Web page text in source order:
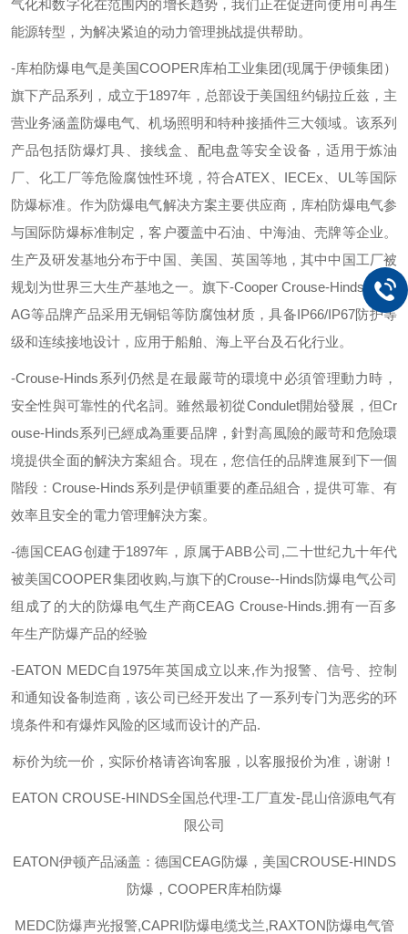
气化和数字化在范围内的增长趋势，我们正在促进向使用可再生
能源转型，为解决紧迫的动力管理挑战提供帮助。
-库柏防爆电气是美国COOPER库柏工业集团(现属于伊顿集团）
旗下产品系列，成立于1897年，总部设于美国纽约锡拉丘兹，主
营业务涵盖防爆电气、机场照明和特种接插件三大领域。该系列
产品包括防爆灯具、接线盒、配电盘等安全设备，适用于炼油
厂、化工厂等危险腐蚀性环境，符合ATEX IECEx UL 等国际
防爆标准。作为防爆电气解决方案主要供应商，库柏防爆电气参
与国际防爆标准制定，客户覆盖中石油、中海油、壳牌等企业。
生产及研发基地分布于中国、美国、英国等地，其中中国工厂被
规划为世界三大生产基地之一。旗下-Cooper Crouse-Hinds 、CE
AG等品牌产品采用无铜铝等防腐蚀材质，具备IP66/IP67防护等
级和连续接地设计，应用于船舶、海上平台及石化行业。
-Crouse-Hinds系列仍然是在最嚴苛的環境中必須管理動力時，
安全性與可靠性的代名詞。雖然最初從Condulet開始發展，但Cr
ouse-Hinds系列已經成為重要品牌，針對高風險的嚴苛和危險環
境提供全面的解決方案組合。現在，您信任的品牌進展到下一個
階段：Crouse-Hinds系列是伊頓重要的產品組合，提供可靠、有
效率且安全的電力管理解決方案。
-德国CEAG创建于1897年，原属于ABB公司 ,二十世纪九十年代
被美国COOPER集团收购,与旗下的Crouse--Hinds防爆电气公司
组成了的大的防爆电气生产商CEAG Crouse-Hinds.拥有一百多
年生产防爆产品的经验
-EATON MEDC自 1975年英国成立以来,作为报警、信号、控制
和通知设备制造商，该公司已经开发出了一系列专门为恶劣的环
境条件和有爆炸风险的区域而设计的产品.
标价为统一价，实际价格请咨询客服，以客服报价为准，谢谢！
EATON CROUSE-HINDS全国总代理-工厂直发-昆山倍源电气有
限公司
EATON伊顿产品涵盖：德国CEAG防爆，美国CROUSE-HINDS
防爆，COOPER库柏防爆
MEDC防爆声光报警,CAPRI防爆电缆戈兰,RAXTON防爆电气管